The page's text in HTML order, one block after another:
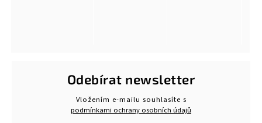
Odebírat newsletter
Vložením e-mailu souhlasíte s
podmínkami ochrany osobních údajů